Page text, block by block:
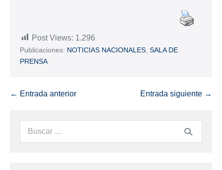
Post Views: 1.296
Publicaciones: NOTICIAS NACIONALES SALA DE
PRENSA
← Entrada anterior Entrada siguiente →